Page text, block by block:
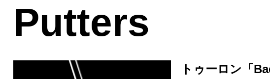
Putters
トゥーロン「
HOW TO ゴルフ上達・実践テクニック
Golf News ゴルフニュース